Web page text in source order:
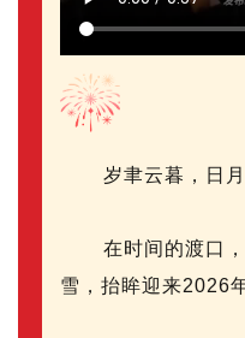
岁聿云暮，日月
在时间的渡口
雪，抬眸迎来2026